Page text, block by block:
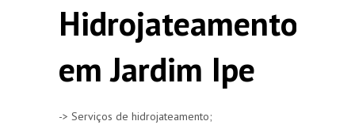
Hidrojateamento
em Jardim Ipe
-> Serviços de hidrojateamento;